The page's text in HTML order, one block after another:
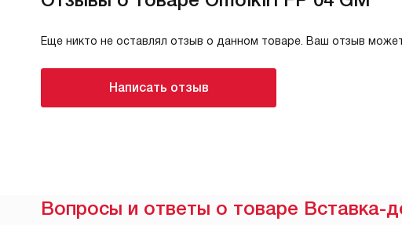
Еще никто не оставлял отзыв о данном товаре. Ваш отзыв
Написать отзыв
Вопросы и ответы о товаре Вставка-